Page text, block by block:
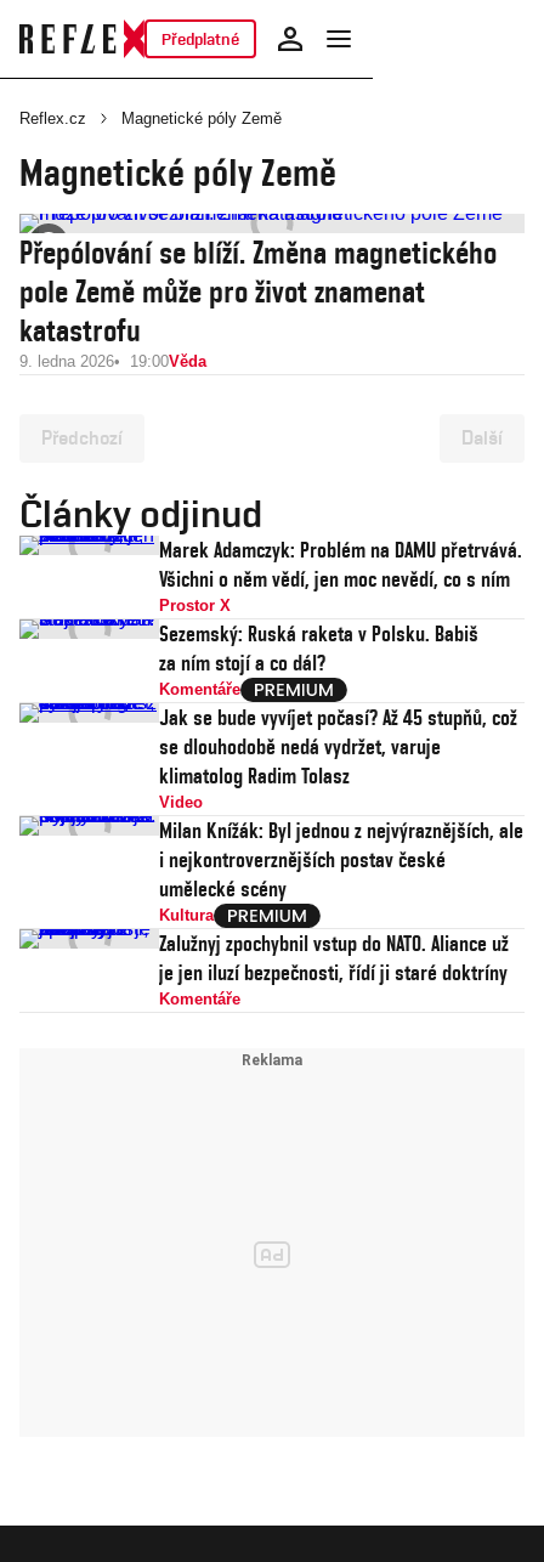
Předplatné
Reflex.cz Magnetické póly Země
Magnetické póly Země
Přepólování se blíží. Změna magnetického
pole Země může pro život znamenat
katastrofu
9. ledna 2026 19:00Věda
Předchozí Další
Články odjinud
Marek Adamczyk: Problém na DAMU přetrvává.
Všichni o něm vědí, jen moc nevědí, co s ním
Prostor X
Sezemský: Ruská raketa v Polsku. Babiš
za ním stojí a co dál?
Komentáře
Jak se bude vyvíjet počasí? Až 45 stupňů, což
se dlouhodobě nedá vydržet, varuje
klimatolog Radim Tolasz
Video
Milan Knížák: Byl jednou z nejvýraznějších, ale
i nejkontroverznějších postav české
umělecké scény
Kultura
Zalužnyj zpochybnil vstup do NATO. Aliance už
je jen iluzí bezpečnosti, řídí ji staré doktríny
Komentáře